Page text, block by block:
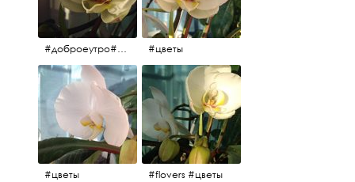
#доброеутро#май#солнце#цветы #майсолнцецветы #цветы
#цветы #flovers #цветы